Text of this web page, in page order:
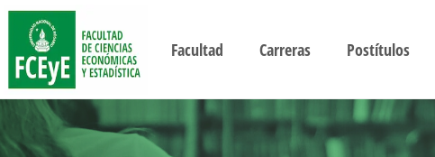
Facultad Carreras Postítulos